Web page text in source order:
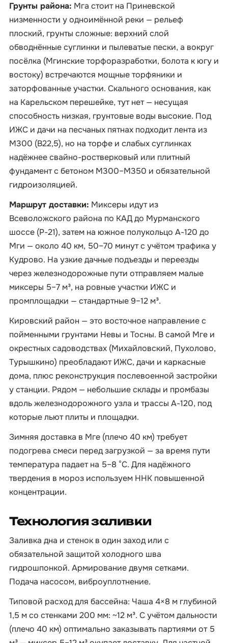
Грунты района: Мга стоит на Приневской
низменности у одноимённой реки — рельеф
плоский, грунты сложные: верхний слой
обводнённые суглинки и пылеватые пески, а вокруг
посёлка (Мгинские торфоразработки, болота к югу и
востоку) встречаются мощные торфяники и
заторфованные участки. Скального основания, как
на Карельском перешейке, тут нет — несущая
способность низкая, грунтовые воды высокие. Под
ИЖС и дачи на песчаных пятнах подходит лента из
М300 (B22,5), но на торфе и слабых суглинках
надёжнее свайно-ростверковый или плитный
фундамент с бетоном М300–М350 и обязательной
гидроизоляцией.
Маршрут доставки: Миксеры идут из
Всеволожского района по КАД до Мурманского
шоссе (Р-21), затем на южное полукольцо А-120 до
Мги — около 40 км, 50–70 минут с учётом трафика у
Кудрово. На узкие дачные подъезды и переезды
через железнодорожные пути отправляем малые
миксеры 5–7 м³, на ровные участки ИЖС и
промплощадки — стандартные 9–12 м³.
Кировский район — это восточное направление с
пойменными грунтами Невы и Тосны. В самой Мге и
окрестных садоводствах (Михайловский, Пухолово,
Турышкино) преобладают ИЖС, дачи и каркасные
дома, плюс реконструкция послевоенной застройки
у станции. Рядом — небольшие склады и промбазы
вдоль железнодорожного узла и трассы А-120, под
которые льют плиты и площадки.
Зимняя доставка в Мге (плечо 40 км) требует
подогрева смеси перед загрузкой — за время пути
температура падает на 5–8 °C. Для надёжного
твердения в мороз используем ННК повышенной
концентрации.
Технология заливки
Заливка дна и стенок в один заход или с
обязательной защитой холодного шва
гидрошпонкой. Армирование двумя сетками.
Подача насосом, виброуплотнение.
Типовой расход для бассейна: Чаша 4×8 м глубиной
1,5 м со стенками 200 мм: ~12 м³. С учётом дальности
(плечо 40 км) оптимально заказывать партиями от 5